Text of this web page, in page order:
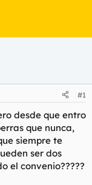
#1
desde que entro
que nunca,
siempre te
ser dos
el convenio?????